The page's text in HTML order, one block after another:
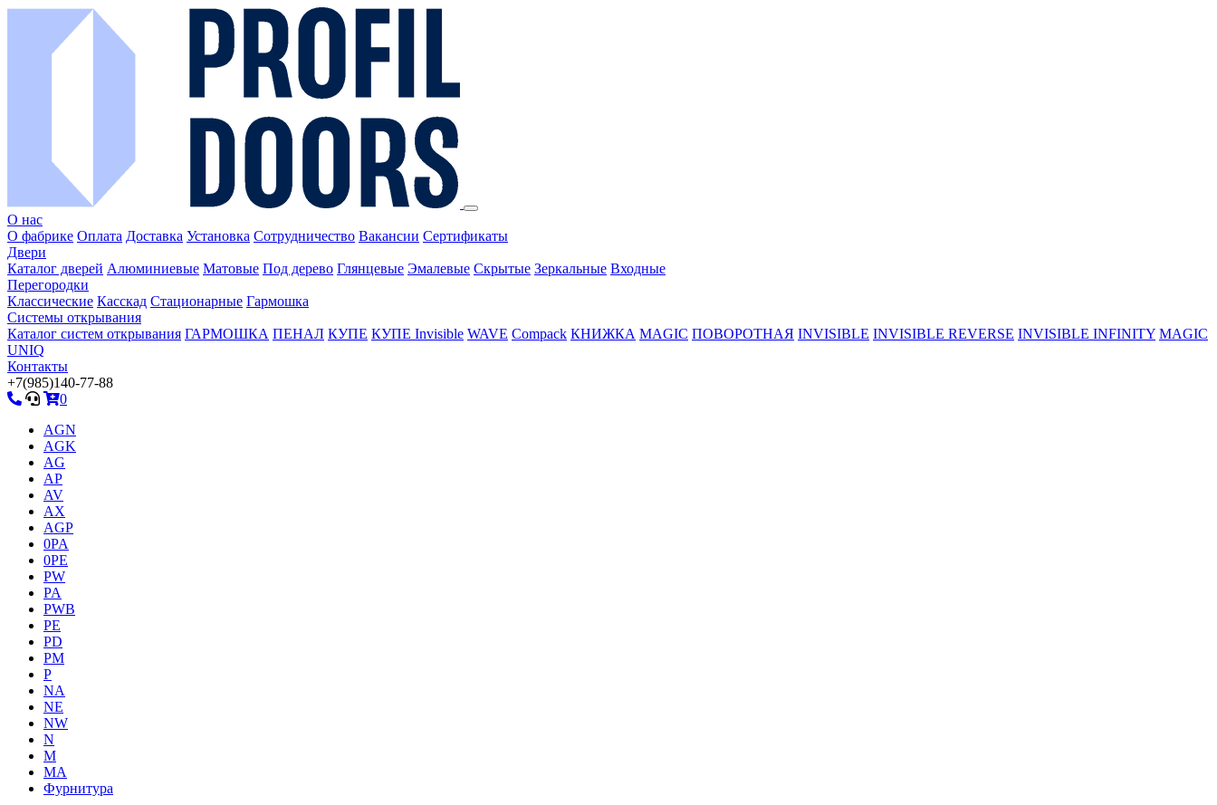
О нас
О фабрике Оплата Доставка Установка Сотрудничество Вакансии Сертификаты
Двери
Каталог дверей Алюминиевые Матовые Под дерево Глянцевые Эмалевые Скрытые Зеркальные Входные
Перегородки
Классические Касскад Стационарные Гармошка
Системы открывания
Каталог систем открывания ГАРМОШКА ПЕНАЛ КУПЕ КУПЕ Invisible WAVE Compack КНИЖКА MAGIC ПОВОРОТНАЯ INVISIBLE INVISIBLE REVERSE INVISIBLE INFINITY MAGIC
UNIQ
Контакты
+7(985)140-77-88
0
AGN
AGK
AG
AP
AV
AX
AGP
0PA
0PE
PW
PA
PWB
PE
PD
PM
P
NA
NE
NW
N
M
MA
Фурнитура